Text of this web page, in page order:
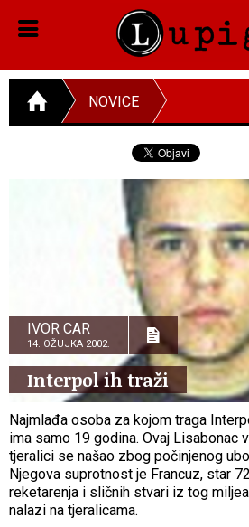
NOVICE
IVOR CAR
14. OŽUJKA 2002.
Interpol ih traži
Najmlađa osoba za kojom traga
ima samo 19 godina. Ovaj Lisabonac
tjeralici se našao zbog počinjenog
Njegova suprotnost je Francuz, star
reketarenja i sličnih stvari iz tog
nalazi na tjeralicama.